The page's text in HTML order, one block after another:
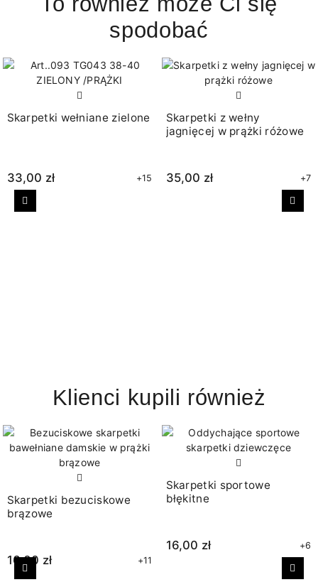
spodobać
Skarpetki wełniane zielone
33,00 zł +15
Skarpetki z wełny
jagnięcej w prążki różowe
35,00 zł +7
Poprzedni
Klienci kupili również
Skarpetki bezuciskowe
brązowe
16,00 zł +11
Skarpetki sportowe
błękitne
16,00 zł +6
Poprzedni